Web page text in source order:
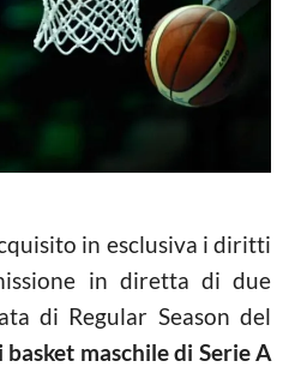
in esclusiva i diritti
in diretta di due
di Regular Season del
maschile di Serie A